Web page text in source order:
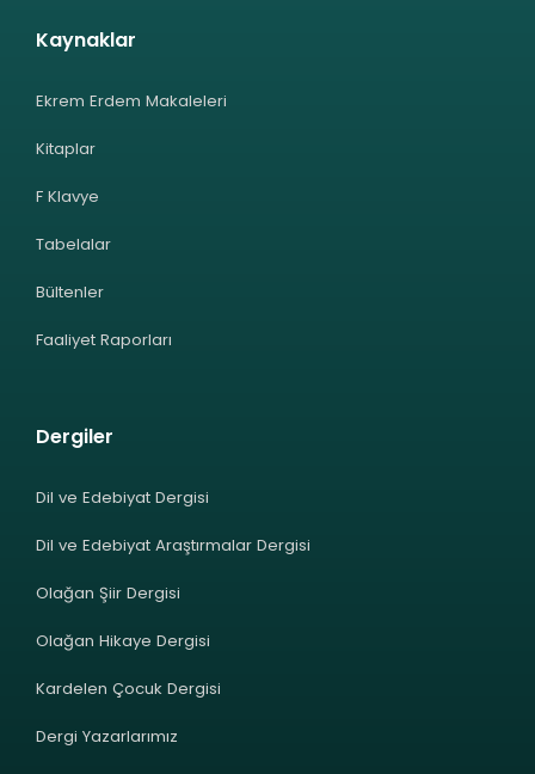
Kaynaklar
Ekrem Erdem Makaleleri
Kitaplar
F Klavye
Tabelalar
Bültenler
Faaliyet Raporları
Dergiler
Dil ve Edebiyat Dergisi
Dil ve Edebiyat Araştırmalar Dergisi
Olağan Şiir Dergisi
Olağan Hikaye Dergisi
Kardelen Çocuk Dergisi
Dergi Yazarlarımız